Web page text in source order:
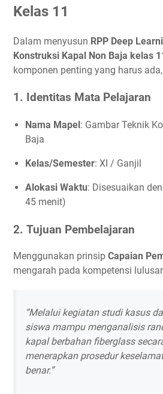
Kelas 11
Dalam menyusun RPP Deep
Konstruksi Kapal Non Baja kelas
komponen penting yang harus
1. Identitas Mata Pelajaran
Nama Mapel: Gambar Teknik
Baja
Kelas/Semester: XI / Ganjil
Alokasi Waktu: Disesuaikan
45 menit)
2. Tujuan Pembelajaran
Menggunakan prinsip Capaian
mengarah pada kompetensi
“Melalui kegiatan studi kasus
siswa mampu menganalisis
kapal berbahan fiberglass
menerapkan prosedur
benar.”